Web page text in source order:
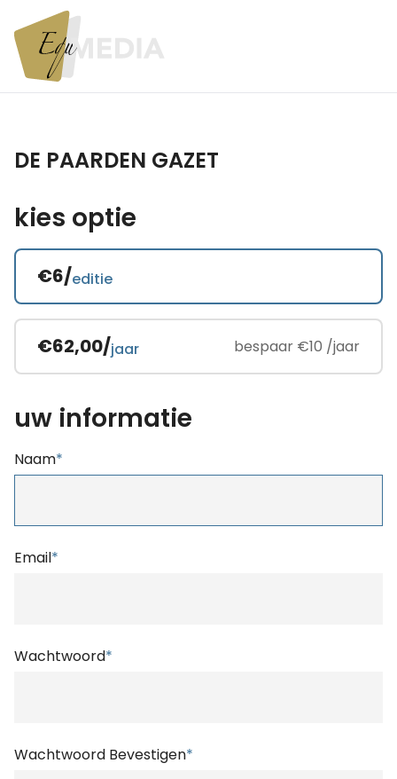
DE PAARDEN GAZET
kies optie
€6/editie
€62,00/jaar bespaar €10 /jaar
uw informatie
Naam*
Email*
Wachtwoord*
Wachtwoord Bevestigen*